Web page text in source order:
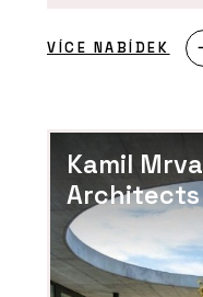
VÍCE NABÍDEK
Kamil Mrva
Architects